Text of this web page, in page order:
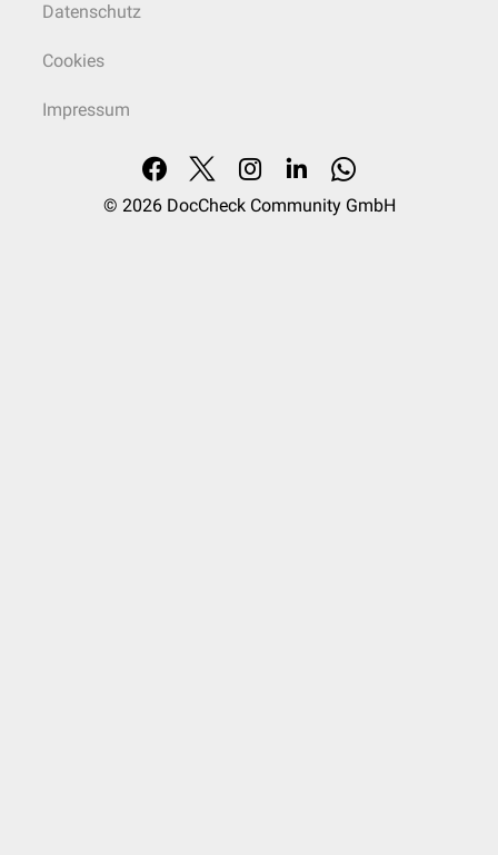
Datenschutz
Cookies
Impressum
© 2026 DocCheck Community GmbH